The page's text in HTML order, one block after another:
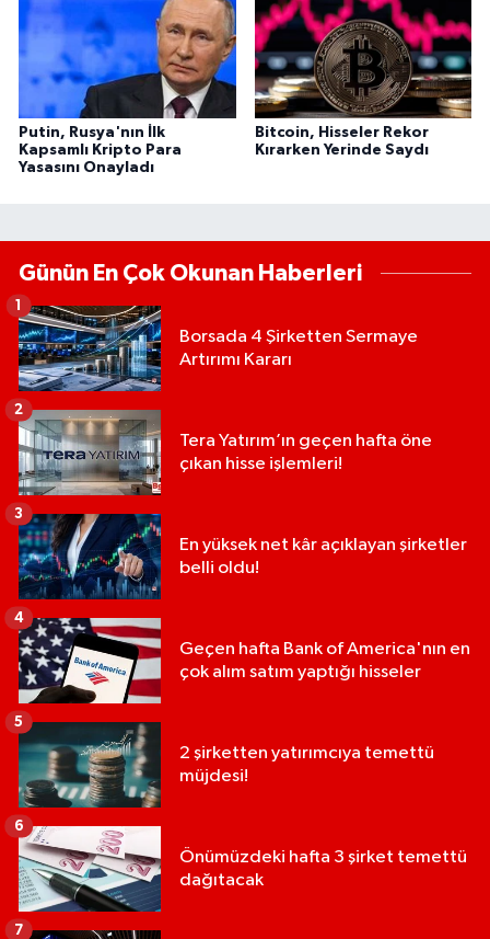
Putin, Rusya'nın İlk
Kapsamlı Kripto Para
Yasasını Onayladı
Bitcoin, Hisseler Rekor
Kırarken Yerinde Saydı
Günün En Çok Okunan Haberleri
Borsada 4 Şirketten Sermaye
Artırımı Kararı
1
Tera Yatırım’ın geçen hafta öne
çıkan hisse işlemleri!
2
En yüksek net kâr açıklayan şirketler
belli oldu!
3
Geçen hafta Bank of America'nın en
çok alım satım yaptığı hisseler
4
2 şirketten yatırımcıya temettü
müjdesi!
5
Önümüzdeki hafta 3 şirket temettü
dağıtacak
6
7